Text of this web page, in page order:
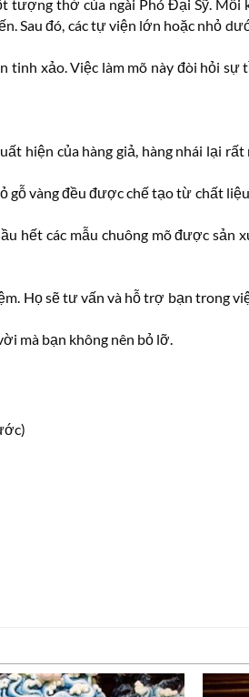
tượng thờ của ngài Phó Đại Sỹ.
Sau đó, các tự viện lớn hoặc nhỏ
xảo. Việc làm mõ này đòi hỏi sự
hiện của hàng giả, hàng nhái lại
gỗ vàng đều được chế tạo từ chất
hết các mẫu chuông mõ được sản
Họ sẽ tư vấn và hỗ trợ bạn trong
mà bạn không nên bỏ lỡ.